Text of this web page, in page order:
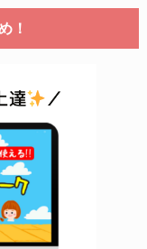
！